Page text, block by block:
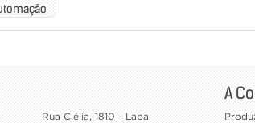
Rua Clélia, 1810 - Lapa
A